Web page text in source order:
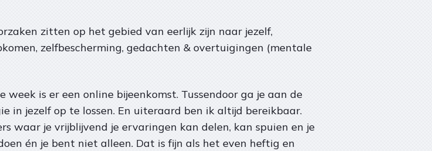
zitten op het gebied van eerlijk zijn naar jezelf,
zelfbescherming, gedachten & overtuigingen (mentale
is er een online bijeenkomst. Tussendoor ga je aan de
in jezelf op te lossen. En uiteraard ben ik altijd bereikbaar.
waar je vrijblijvend je ervaringen kan delen, kan spuien en je
én je bent niet alleen. Dat is fijn als het even heftig en